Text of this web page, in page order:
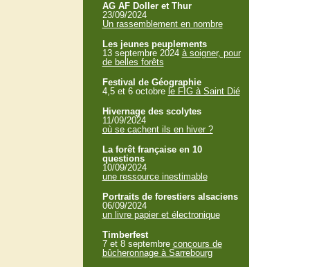
AG AF Doller et Thur
23/09/2024
Un rassemblement en nombre
Les jeunes peuplements
13 septembre 2024 à soigner, pour
de belles forêts
Festival de Géographie
4,5 et 6 octobre le FIG à Saint Dié
Hivernage des scolytes
11/09/2024
où se cachent ils en hiver ?
La forêt française en 10
questions
10/09/2024
une ressource inestimable
Portraits de forestiers alsaciens
06/09/2024
un livre papier et électronique
Timberfest
7 et 8 septembre concours de
bûcheronnage à Sarrebourg